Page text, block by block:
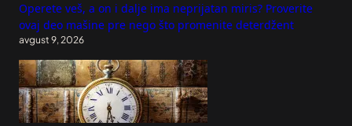
Operete veš, a on i dalje ima neprijatan miris? Proverite
ovaj deo mašine pre nego što promenite deterdžent
avgust 9, 2026